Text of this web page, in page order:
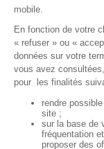
PROFIL
De formation
vous disposez
expérience
vous avez